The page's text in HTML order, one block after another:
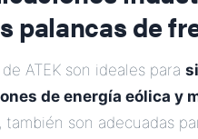
palancas de
ATEK son ideales para
de energía eólica y
son adecuadas